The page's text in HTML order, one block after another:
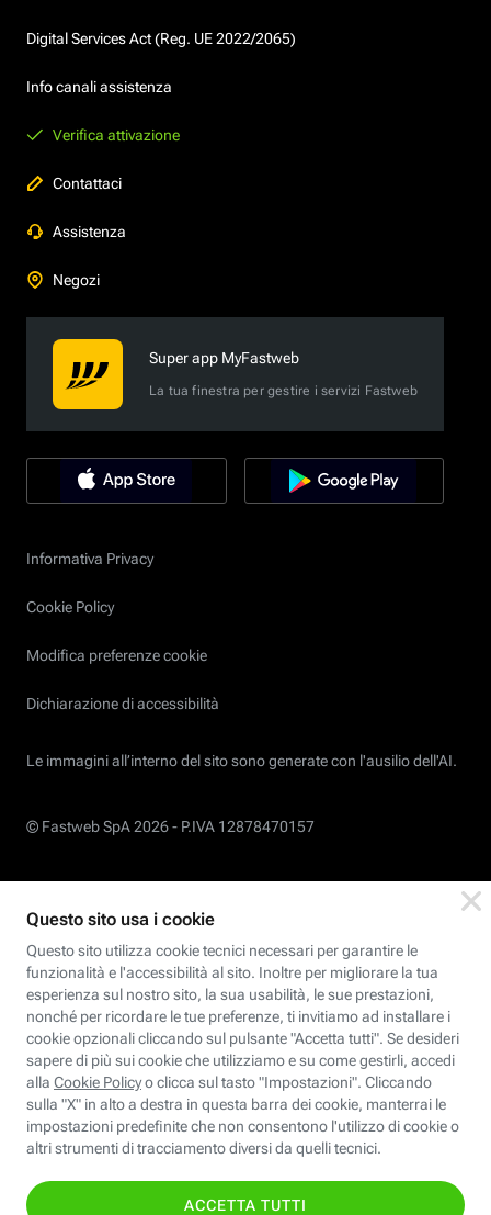
Digital Services Act (Reg. UE 2022/2065)
Info canali assistenza
Verifica attivazione
Contattaci
Assistenza
Negozi
Super app MyFastweb
La tua finestra per gestire i servizi Fastweb
Informativa Privacy
Cookie Policy
Modifica preferenze cookie
Dichiarazione di accessibilità
Le immagini all’interno del sito sono generate con l'ausilio dell'AI.
© Fastweb SpA 2026 - P.IVA 12878470157